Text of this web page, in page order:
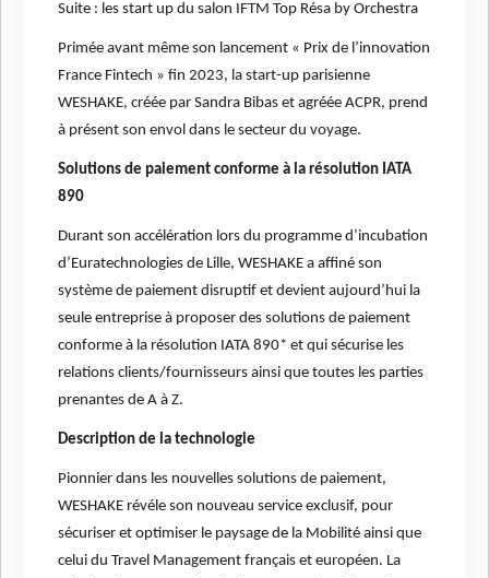
Suite : les start up du salon IFTM Top Résa by Orchestra
Primée avant même son lancement « Prix de l’innovation
France Fintech » fin 2023, la start-up parisienne
WESHAKE, créée par Sandra Bibas et agréée ACPR, prend
à présent son envol dans le secteur du voyage.
Solutions de paiement conforme à la résolution IATA
890
Durant son accélération lors du programme d’incubation
d’Euratechnologies de Lille, WESHAKE a affiné son
système de paiement disruptif et devient aujourd’hui la
seule entreprise à proposer des solutions de paiement
conforme à la résolution IATA 890* et qui sécurise les
relations clients/fournisseurs ainsi que toutes les parties
prenantes de A à Z.
Description de la technologie
Pionnier dans les nouvelles solutions de paiement,
WESHAKE révéle son nouveau service exclusif, pour
sécuriser et optimiser le paysage de la Mobilité ainsi que
celui du Travel Management français et européen. La